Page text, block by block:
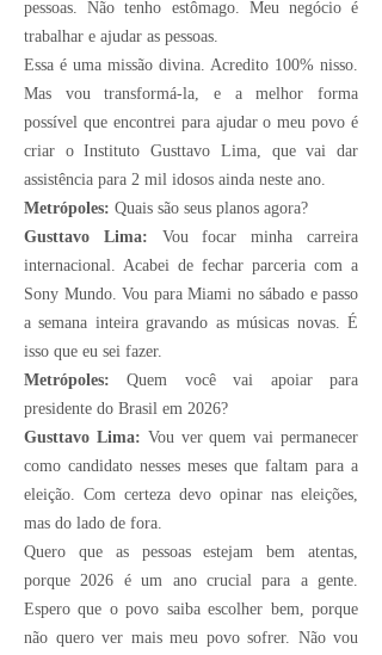
pessoas. Não tenho estômago. Meu negócio é
trabalhar e ajudar as pessoas.
Essa é uma missão divina. Acredito 100% nisso.
Mas vou transformá-la, e a melhor forma
possível que encontrei para ajudar o meu povo é
criar o Instituto Gusttavo Lima, que vai dar
assistência para 2 mil idosos ainda neste ano.
Metrópoles: Quais são seus planos agora?
Gusttavo Lima: Vou focar minha carreira
internacional. Acabei de fechar parceria com a
Sony Mundo. Vou para Miami no sábado e passo
a semana inteira gravando as músicas novas. É
isso que eu sei fazer.
Metrópoles: Quem você vai apoiar para
presidente do Brasil em 2026?
Gusttavo Lima: Vou ver quem vai permanecer
como candidato nesses meses que faltam para a
eleição. Com certeza devo opinar nas eleições,
mas do lado de fora.
Quero que as pessoas estejam bem atentas,
porque 2026 é um ano crucial para a gente.
Espero que o povo saiba escolher bem, porque
não quero ver mais meu povo sofrer. Não vou